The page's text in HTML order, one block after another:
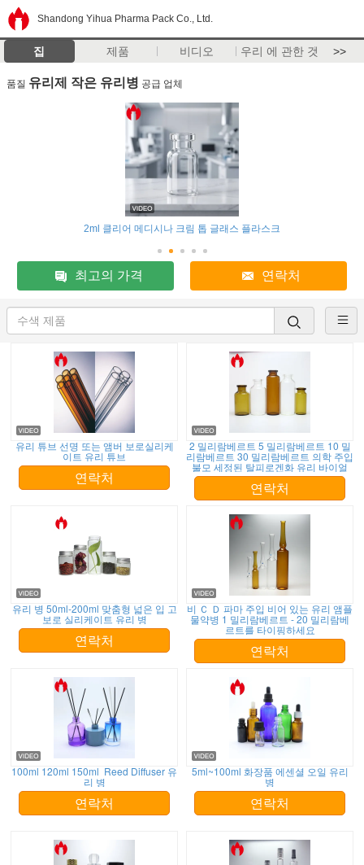
Shandong Yihua Pharma Pack Co., Ltd.
집 제품 비디오 우리 에 관한 것 >>
품질 유리제 작은 유리병 공급 업체
2ml 클리어 메디시나 크림 톱 글래스 플라스크
최고의 가격 연락처
유리 튜브 선명 또는 앰버 보로실리케
이트 유리 튜브
연락처
2 밀리람베르트 5 밀리람베르트 10 밀
리람베르트 30 밀리람베르트 의학 주입
불모 세정된 탈피로겐화 유리 바이얼
연락처
유리 병 50ml-200ml 맞춤형 넓은 입 고
보로 실리케이트 유리 병
연락처
비 Ｃ Ｄ 파마 주입 비어 있는 유리 앰플
물약병 1 밀리람베르트 - 20 밀리람베
르트를 타이핑하세요
연락처
100ml 120ml 150ml Reed Diffuser 유
리 병
연락처
5ml~100ml 화장품 에센셜 오일 유리
병
연락처